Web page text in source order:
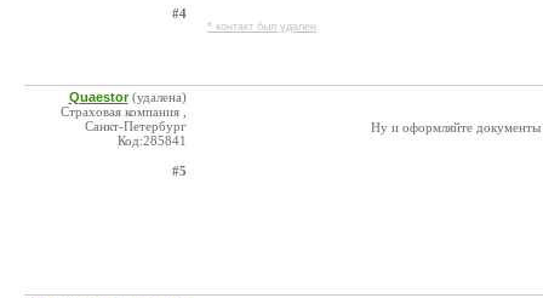
#4
* контакт был удален
Quaestor (удалена)
Страховая компания ,
Санкт-Петербург
Код:285841
#5
Ну и оформляйте документы